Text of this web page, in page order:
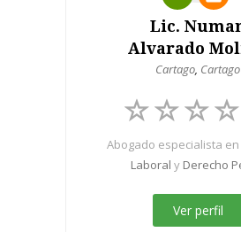
Lic.
Alvarado
Cartago, Cartago
Abogado especialista en
Laboral y Derecho
Ver perfil